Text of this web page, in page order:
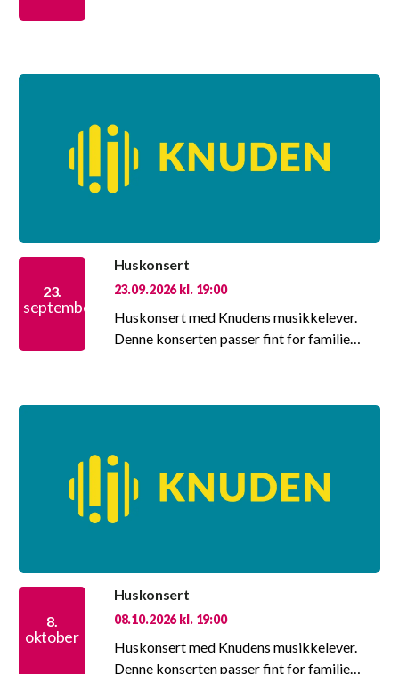
23.
september
Huskonsert
23.09.2026 kl. 19:00
Huskonsert med Knudens musikkelever.
Denne konserten passer fint for familie…
8.
oktober
Huskonsert
08.10.2026 kl. 19:00
Huskonsert med Knudens musikkelever.
Denne konserten passer fint for familie…